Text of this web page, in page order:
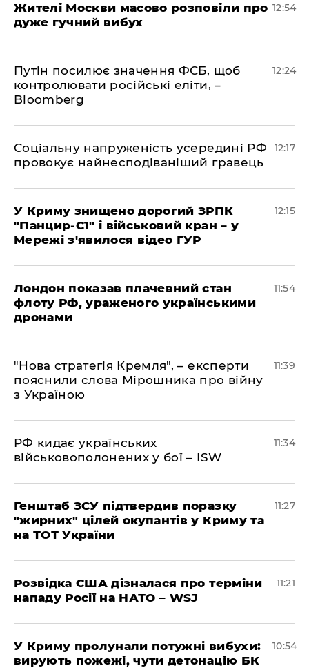
Жителі Москви масово розповіли про
дуже гучний вибух
12:54
Путін посилює значення ФСБ, щоб
контролювати російські еліти, –
Bloomberg
12:24
Соціальну напруженість усередині РФ
провокує найнесподіваніший гравець
12:17
У Криму знищено дорогий ЗРПК
"Панцир-С1" і військовий кран – у
Мережі з'явилося відео ГУР
12:15
Лондон показав плачевний стан
флоту РФ, ураженого українськими
дронами
11:54
"Нова стратегія Кремля", – експерти
пояснили слова Мірошника про війну
з Україною
11:39
РФ кидає українських
військовополонених у бої – ISW
11:34
Генштаб ЗСУ підтвердив поразку
"жирних" цілей окупантів у Криму та
на ТОТ України
11:27
Розвідка США дізналася про терміни
нападу Росії на НАТО – WSJ
11:21
У Криму пролунали потужні вибухи:
вирують пожежі, чути детонацію БК
10:54